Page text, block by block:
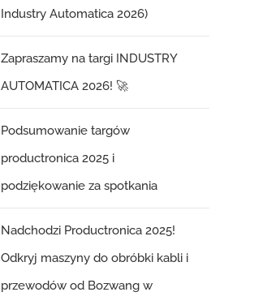
Industry Automatica 2026)
Zapraszamy na targi INDUSTRY
AUTOMATICA 2026! 🚀
Podsumowanie targów
productronica 2025 i
podziękowanie za spotkania
Nadchodzi Productronica 2025!
Odkryj maszyny do obróbki kabli i
przewodów od Bozwang w